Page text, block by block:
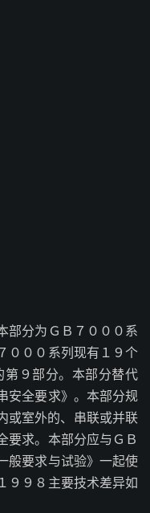
部分为ＧＢ７０００系
０００系列现有１９个
９部分。本部分替代
安全要求》。本部分规
或室外的、串联或并联
要求。本部分应与ＧＢ
般要求与试验》一起使
９９８主要技术差异如